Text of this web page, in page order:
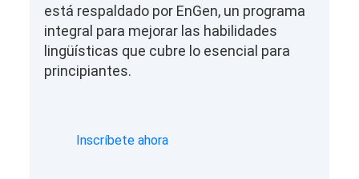
está respaldado por EnGen, un programa
integral para mejorar las habilidades
lingüísticas que cubre lo esencial para
principiantes.
Inscríbete ahora